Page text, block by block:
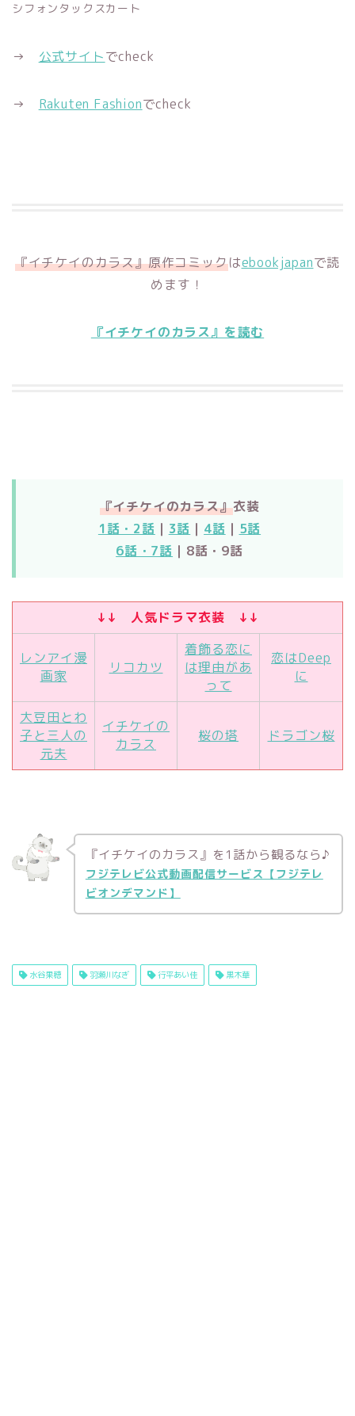
シフォンタックスカート
→ 公式サイトでcheck
→ Rakuten Fashionでcheck
『イチケイのカラス』原作コミックはebookjapanで読
めます！
『イチケイのカラス』を読む
『イチケイのカラス』衣装
1話・2話 ｜ 3話 ｜ 4話 ｜ 5話
6話・7話 ｜8話・9話
↓↓ 人気ドラマ衣装 ↓↓
レンアイ漫
画家
リコカツ
着飾る恋に
は理由があ
って
恋はDeep
に
大豆田とわ
子と三人の
元夫
イチケイの
カラス
桜の塔 ドラゴン桜
『イチケイのカラス』を1話から観るなら♪
フジテレビ公式動画配信サービス【フジテレ
ビオンデマンド】
水谷果穂 羽瀬川なぎ 行平あい佳 黒木華